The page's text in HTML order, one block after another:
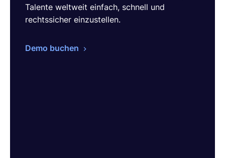
Talente weltweit einfach, schnell und
rechtssicher einzustellen.
Demo buchen